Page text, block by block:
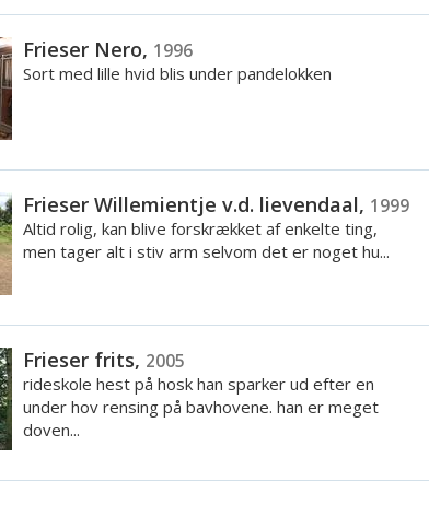
Frieser Nero, 1996
Sort med lille hvid blis under pandelokken
Frieser Willemientje v.d. lievendaal, 1999
Altid rolig, kan blive forskrækket af enkelte ting,
men tager alt i stiv arm selvom det er noget hu...
Frieser frits, 2005
rideskole hest på hosk han sparker ud efter en
under hov rensing på bavhovene. han er meget
doven...